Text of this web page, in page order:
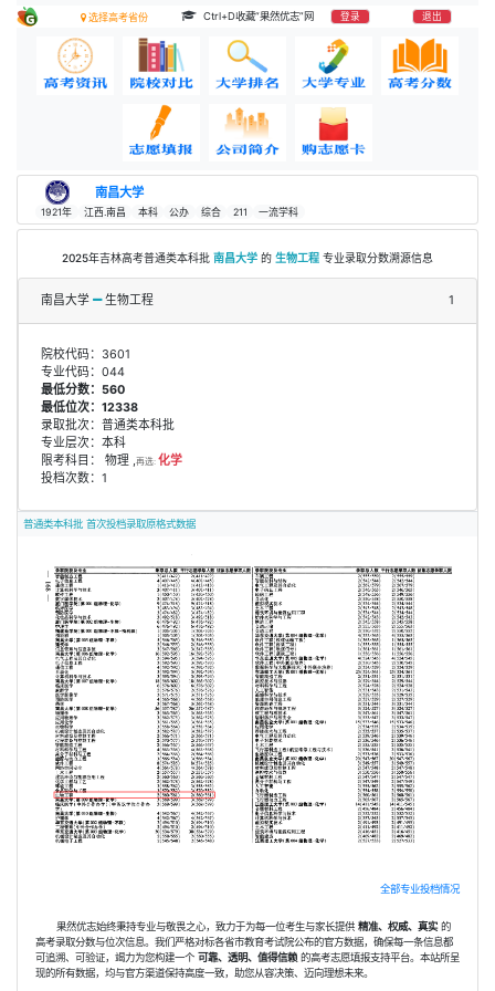
选择高考省份 Ctrl+D收藏“果然优志”网 登录 退出
南昌大学
1921年 江西.南昌 本科 公办 综合 211 一流学科
2025年吉林高考普通类本科批 南昌大学 的 生物工程 专业录取分数溯源信息
南昌大学 生物工程 1
院校代码：3601
专业代码：044
最低分数：560
最低位次：12338
录取批次：普通类本科批
专业层次：本科
限考科目： 物理 ,再选: 化学
投档次数：1
普通类本科批 首次投档录取原格式数据
全部专业投档情况
果然优志始终秉持专业与敬畏之心，致力于为每一位考生与家长提供 精准、权威、真实的
高考录取分数与位次信息。我们严格对标各省市教育考试院公布的官方数据，确保每一条信息都
可追溯、可验证，竭力为您构建一个 可靠、透明、值得信赖 的高考志愿填报支持平台。本站所呈
现的所有数据，均与官方渠道保持高度一致，助您从容决策、迈向理想未来。